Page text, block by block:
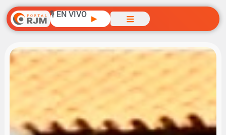
🎙️ EN VIVO ▶